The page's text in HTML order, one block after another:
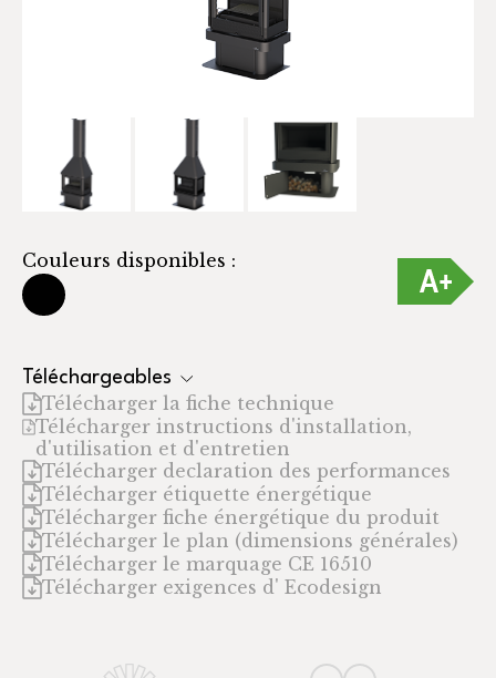
Couleurs disponibles :
Téléchargeables
Télécharger la fiche technique
Télécharger instructions d'installation,
d'utilisation et d'entretien
Télécharger declaration des performances
Télécharger étiquette énergétique
Télécharger fiche énergétique du produit
Télécharger le plan (dimensions générales)
Télécharger le marquage CE 16510
Télécharger exigences d' Ecodesign